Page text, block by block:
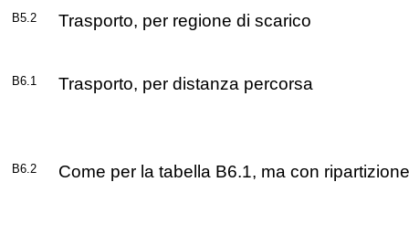
B5.2 Trasporto, per regione di scarico
B6.1 Trasporto, per distanza percorsa
B6.2 Come per la tabella B6.1, ma con